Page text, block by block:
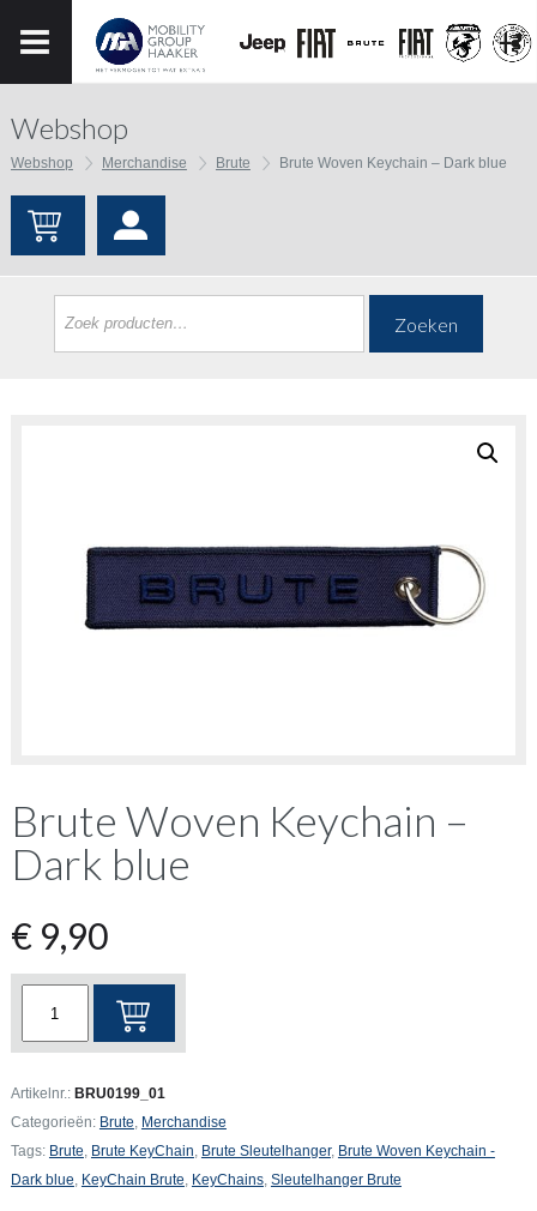
Webshop
Webshop Merchandise Brute Brute Woven Keychain – Dark blue
Zoeken
Brute Woven Keychain –
Dark blue
€9,90
Keychain
Dark
blue
aantal
Artikelnr.: BRU0199_01
Categorieën: Brute Merchandise
Tags: Brute Brute KeyChain Brute Sleutelhanger, Brute Woven Keychain -
Dark blue KeyChain Brute KeyChains, Sleutelhanger Brute